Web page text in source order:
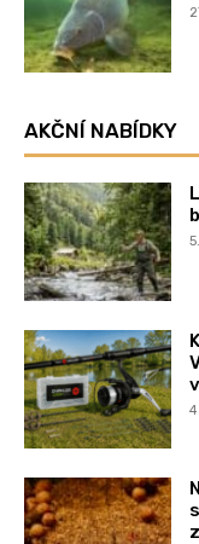
AKČNÍ NABÍDKY